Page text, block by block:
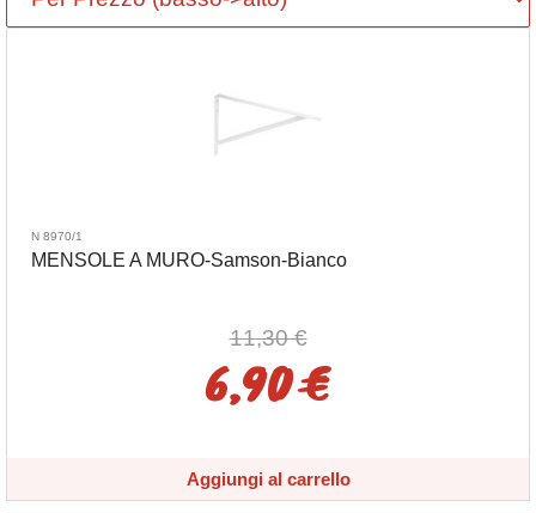
N 8970/1
MENSOLE A MURO-Samson-Bianco
11,30 €
6,90 €
Aggiungi al carrello